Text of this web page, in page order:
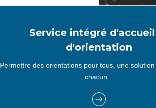
Service intégré
d'orientation
Permettre des orientations pour tous, une
chacun...